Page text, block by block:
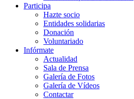
Participa
Hazte socio
Entidades solidarias
Donación
Voluntariado
Infórmate
Actualidad
Sala de Prensa
Galería de Fotos
Galería de Vídeos
Contactar